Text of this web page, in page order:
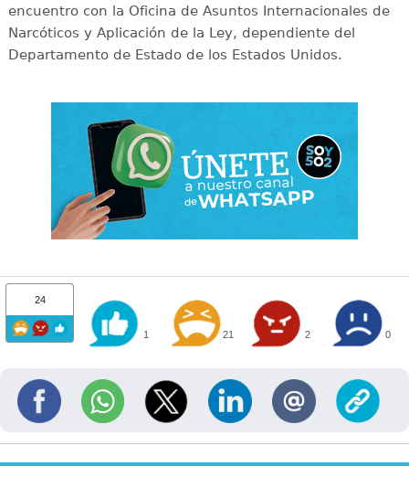
encuentro con la Oficina de Asuntos Internacionales de
Narcóticos y Aplicación de la Ley, dependiente del
Departamento de Estado de los Estados Unidos.
24
1 21 2 0